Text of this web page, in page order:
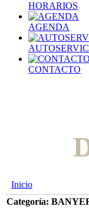
HORARIOS
AGENDA
CONTACTO
Inicio
Categoría: